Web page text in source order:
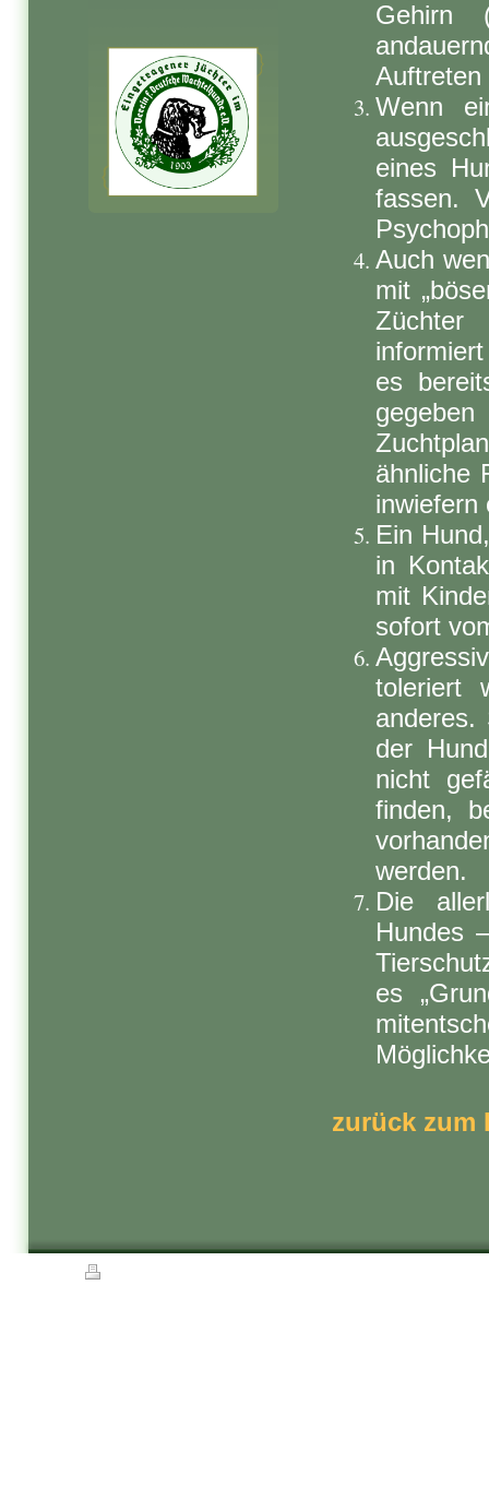
Gehirn
Auftreten
Wenn
eines
fassen.
Auch
mit
Züchter
es
ähnliche
inwiefern
Ein
in
mit
sofort
toleriert
anderes.
der
nicht
finden,
werden.
Die
Hundes
es
zurück zum